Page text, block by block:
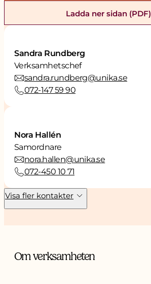
Ladda ner sidan (PDF)
Sandra Rundberg
Verksamhetschef
sandra.rundberg@unika.se
072-147 59 90
Nora Hallén
Samordnare
nora.hallen@unika.se
072-450 10 71
Visa fler kontakter
Om verksamheten